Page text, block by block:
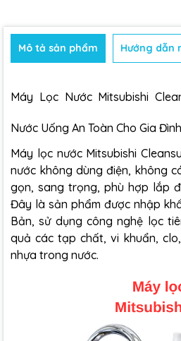
Mô tả sản phẩm Hướng dẫn
Máy Lọc Nước Mitsubishi
Nước Uống An Toàn Cho Gia Đình
Máy lọc nước Mitsubishi
nước không dùng điện, không
gọn, sang trọng, phù hợp lắp
Đây là sản phẩm được nhập
Bản, sử dụng công nghệ lọc
quả các tạp chất, vi khuẩn,
nhựa trong nước.